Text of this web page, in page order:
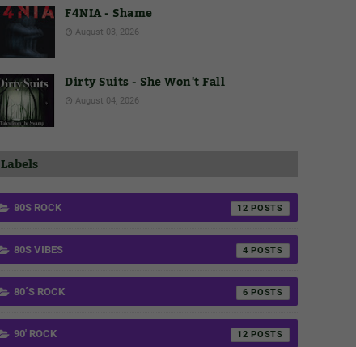
F4NIA - Shame
August 03, 2026
Dirty Suits - She Won't Fall
August 04, 2026
Labels
80S ROCK 12
80S VIBES 4
80´S ROCK 6
90' ROCK 12